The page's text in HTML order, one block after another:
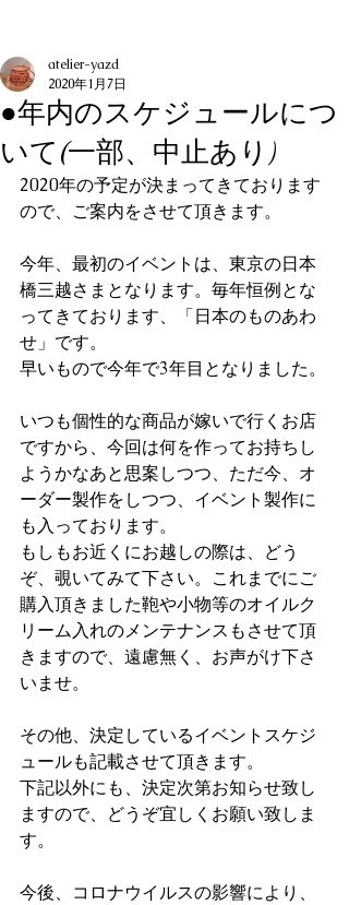
●年内のスケジュールにつ
いて(一部、中止あり)
atelier-yazd
2020年1月7日
2020年の予定が決まってきております
ので、ご案内をさせて頂きます。
今年、最初のイベントは、東京の日本
橋三越さまとなります。毎年恒例とな
ってきております、「日本のものあわ
せ」です。
早いもので今年で3年目となりました。
いつも個性的な商品が嫁いで行くお店
ですから、今回は何を作ってお持ちし
ようかなあと思案しつつ、ただ今、オ
ーダー製作をしつつ、イベント製作に
も入っております。
もしもお近くにお越しの際は、どう
ぞ、覗いてみて下さい。これまでにご
購入頂きました鞄や小物等のオイルク
リーム入れのメンテナンスもさせて頂
きますので、遠慮無く、お声がけ下さ
いませ。
その他、決定しているイベントスケジ
ュールも記載させて頂きます。
下記以外にも、決定次第お知らせ致し
ますので、どうぞ宜しくお願い致しま
す。
今後、コロナウイルスの影響により、